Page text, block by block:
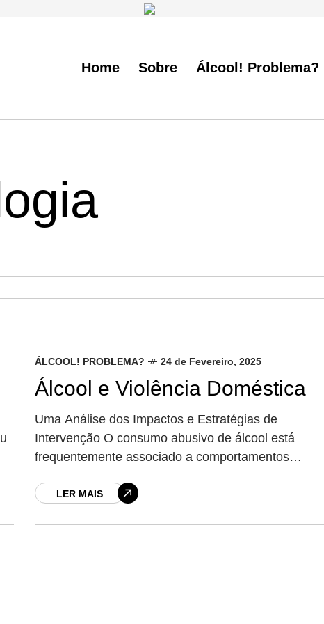
Home Sobre Álcool! Problema?
ÁLCOOL! PROBLEMA? 24 de Fevereiro, 2025
Álcool e Violência Doméstica
Uma Análise dos Impactos e Estratégias de
Intervenção O consumo abusivo de álcool está
frequentemente associado a comportamentos
a violência doméstica. Este
LER MAIS